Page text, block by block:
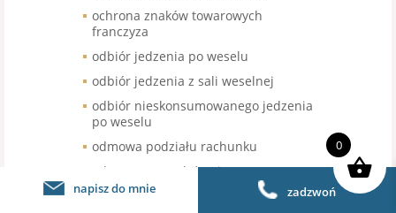
ochrona znaków towarowych
franczyza
odbiór jedzenia po weselu
odbiór jedzenia z sali weselnej
odbiór nieskonsumowanego jedzenia
po weselu
odmowa podziału rachunku
odmowa sprzedaży piwa
bezalkoholowego
napisz do mnie zadzwoń
0